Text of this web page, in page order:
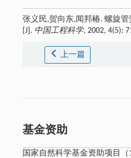
张义民,贺向东,闻邦椿. 螺旋
[J]. 中国工程科学, 2002, 4(5):
上一篇
基金资助
国家自然科学基金资助项目（